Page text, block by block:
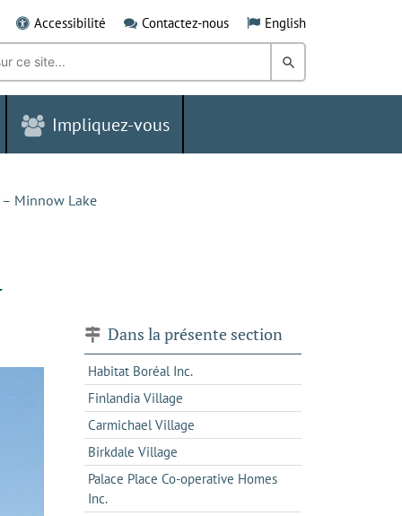
Accessibilité Contactez-nous English
Rechercher
dans
Grand
Impliquez-vous
– Minnow Lake
Dans la présente section
Habitat Boréal Inc.
Finlandia Village
Carmichael Village
Birkdale Village
Palace Place Co-operative Homes
Inc.